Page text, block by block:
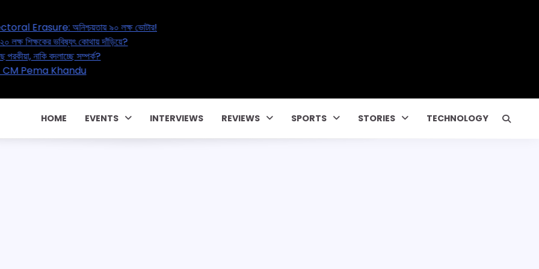
৯০ লক্ষ ভোটার!
কোথায় দাঁড়িয়ে?
সম্পর্ক?
Khandu
HOME EVENTS INTERVIEWS REVIEWS SPORTS STORIES TECHNOLOGY